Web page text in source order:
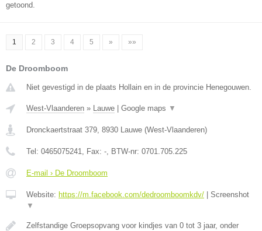
getoond.
1 2 3 4 5 » »»
De Droomboom
Niet gevestigd in de plaats Hollain en in de provincie Henegouwen.
West-Vlaanderen » Lauwe Google maps ▼
Dronckaertstraat 379, 8930 Lauwe (West-Vlaanderen)
Tel: 0465075241, Fax: -, BTW-nr: 0701.705.225
E-mail › De Droomboom
Website: https://m.facebook.com/dedroomboomkdv/
Screenshot
▼
Zelfstandige Groepsopvang voor kindjes van 0 tot 3 jaar, onder